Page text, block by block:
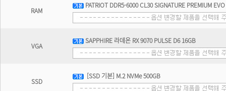
RAM
PATRIOT DDR5-6000 CL30 SIGNATURE PREMIUM
VGA
SAPPHIRE 라데온 RX 9070 PULSE D6 16GB
SSD
[SSD 기본] M.2 NVMe 500GB